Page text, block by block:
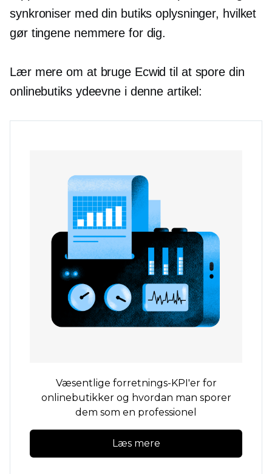
synkroniser med din butiks oplysninger, hvilket
gør tingene nemmere for dig.
Lær mere om at bruge Ecwid til at spore din
onlinebutiks ydeevne i denne artikel:
Væsentlige forretnings-KPI'er for
onlinebutikker og hvordan man sporer
dem som en professionel
Læs mere